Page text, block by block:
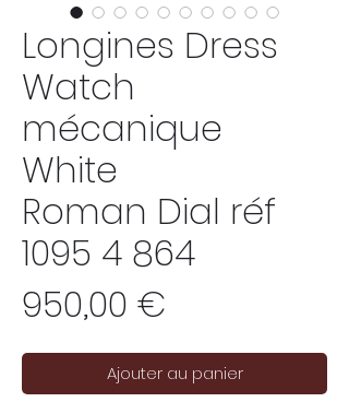
Longines Dress
Watch
mécanique
White
Roman Dial réf
1095 4 864
950,00 €
Ajouter au panier